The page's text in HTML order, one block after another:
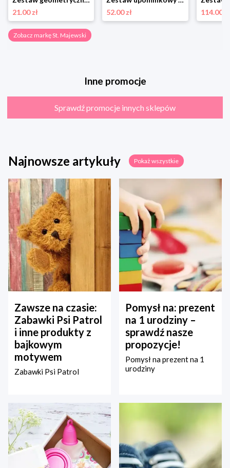
21.00 zł
52.00 zł
114.00 zł
Zobacz markę St. Majewski
Inne promocje
Sprawdź promocje innych sklepów
Najnowsze artykuły Pokaż wszystkie
Zawsze na czasie:
Zabawki Psi Patrol
i inne produkty z
bajkowym
motywem
Zabawki Psi Patrol
Pomysł na: prezent
na 1 urodziny –
sprawdź nasze
propozycje!
Pomysł na prezent na 1
urodziny